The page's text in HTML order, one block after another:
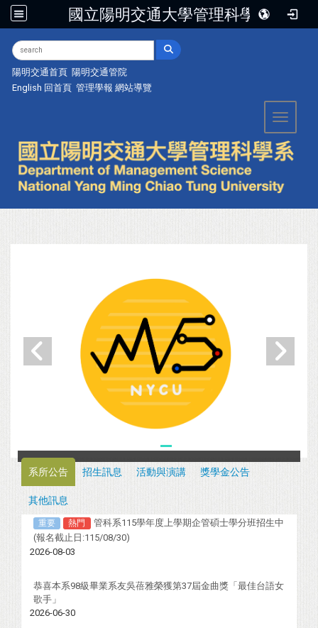
國立陽明交通大學管理科學系
陽明交通首頁 陽明交通管院
English 回首頁 管理學報 網站導覽
Toggle
系所公告 招生訊息 活動與演講 獎學金公告
其他訊息
重要 熱門
管科系115學年度上學期企管碩士學分班招生中
(報名截止日:115/08/30)
2026-08-03
恭喜本系98級畢業系友吳蓓雅榮獲第37屆金曲獎「最佳台語女
歌手」
2026-06-30